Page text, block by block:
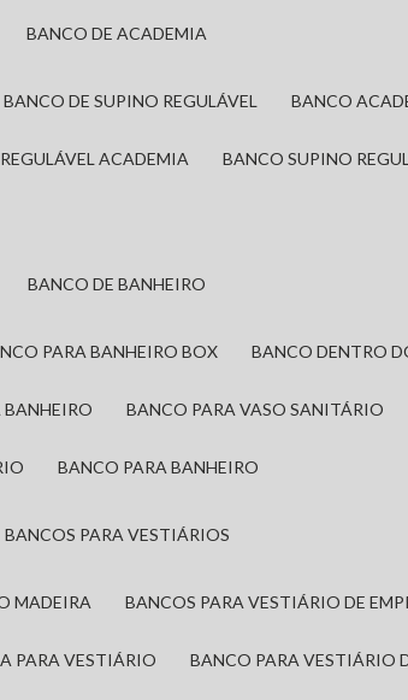
BANCO DE ACADEMIA
BANCO DE SUPINO REGULÁVEL BANCO
REGULÁVEL ACADEMIA BANCO SUPINO
BANCO DE BANHEIRO
PARA BANHEIRO BOX BANCO DENTRO
BANHEIRO BANCO PARA VASO SANITÁRIO
BANCO PARA BANHEIRO
BANCOS PARA VESTIÁRIOS
MADEIRA BANCOS PARA VESTIÁRIO DE
PARA VESTIÁRIO BANCO PARA VESTIÁRIO